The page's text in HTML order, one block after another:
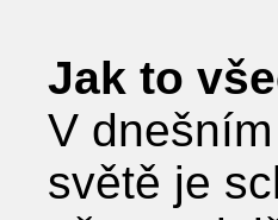
Jak to
V
světě je